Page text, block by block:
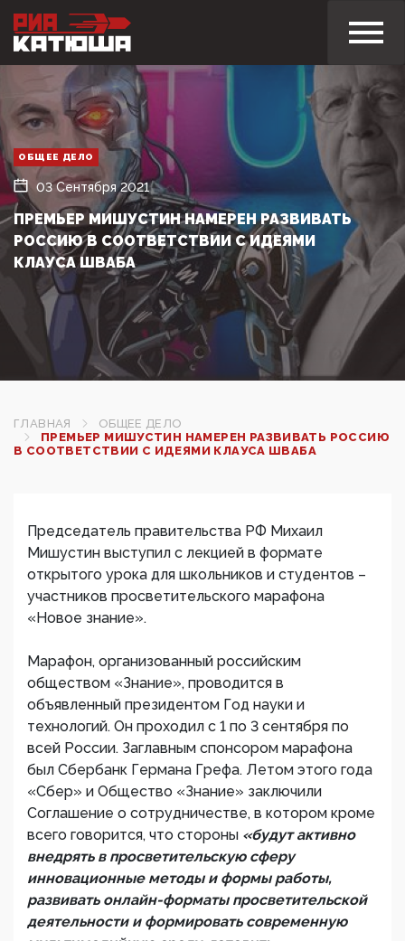
ОБЩЕЕ ДЕЛО
03 Сентября 2021
ПРЕМЬЕР МИШУСТИН НАМЕРЕН РАЗВИВАТЬ
РОССИЮ В СООТВЕТСТВИИ С ИДЕЯМИ
КЛАУСА ШВАБА
ГЛАВНАЯ
ОБЩЕЕ ДЕЛО
ПРЕМЬЕР МИШУСТИН НАМЕРЕН РАЗВИВАТЬ РОССИЮ
В СООТВЕТСТВИИ С ИДЕЯМИ КЛАУСА ШВАБА
Председатель правительства РФ Михаил
Мишустин выступил с лекцией в формате
открытого урока для школьников и студентов –
участников просветительского марафона
«Новое знание».
Марафон, организованный российским
обществом «Знание», проводится в
объявленный президентом Год науки и
технологий. Он проходил с 1 по 3 сентября по
всей России. Заглавным спонсором марафона
был Сбербанк Германа Грефа. Летом этого года
«Сбер» и Общество «Знание» заключили
Соглашение о сотрудничестве, в котором кроме
всего говорится, что стороны «будут активно
внедрять в просветительскую сферу
инновационные методы и формы работы,
развивать онлайн-форматы просветительской
деятельности и формировать современную